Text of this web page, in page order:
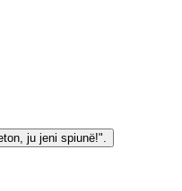
ju jeni spiunë!".